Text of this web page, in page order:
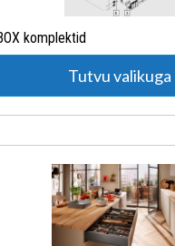
komplektid
Tutvu valikuga